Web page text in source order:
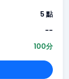
5 點
--
100分